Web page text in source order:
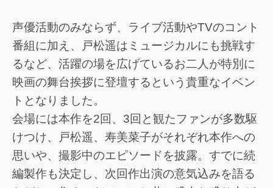
声優活動のみならず、ライブ活動やTVのコント
番組に加え、戸松遥はミュージカルにも挑戦す
るなど、活躍の場を広げているお二人が特別に
映画の舞台挨拶に登壇するという貴重なイベン
トとなりました。
会場には本作を2回、3回と観たファンが多数駆
けつけ、戸松遥、寿美菜子がそれぞれ本作への
思いや、撮影中のエピソードを披露。すでに続
編製作も決定し、次回作出演の意気込みを語る